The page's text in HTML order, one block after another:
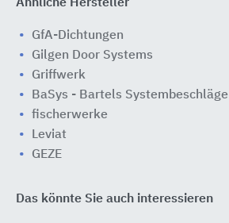
Ähnliche Hersteller
GfA-Dichtungen
Gilgen Door Systems
Griffwerk
BaSys - Bartels Systembeschläge
fischerwerke
Leviat
GEZE
Das könnte Sie auch interessieren